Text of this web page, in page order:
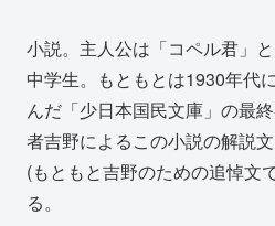
小説。主人公は「コペル君」
中学生。もともとは1930年代
んだ「少日本国民文庫」の最
者吉野によるこの小説の解説
(もともと吉野のための追悼文
る。